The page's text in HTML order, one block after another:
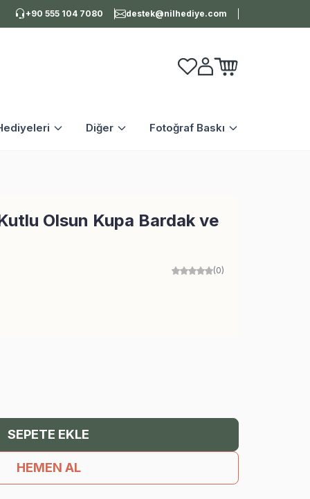
+90 555 104 7080 destek@nilhediye.com
Favorilerim
Hesabım
Sepetim
Diğer Fotoğraf Baskı
Olsun Kupa Bardak ve
(0)
SEPETE EKLE
HEMEN AL